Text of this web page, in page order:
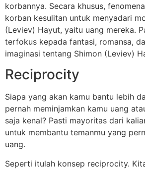
korbannya. Secara khusus,
korban kesulitan untuk menyadari
(Leviev) Hayut, yaitu uang mereka.
terfokus kepada fantasi, romansa,
imaginasi tentang Shimon (Leviev)
Reciprocity
Siapa yang akan kamu bantu lebih
pernah meminjamkan kamu uang
saja kenal? Pasti mayoritas dari
untuk membantu temanmu yang
uang.
Seperti itulah konsep reciprocity.